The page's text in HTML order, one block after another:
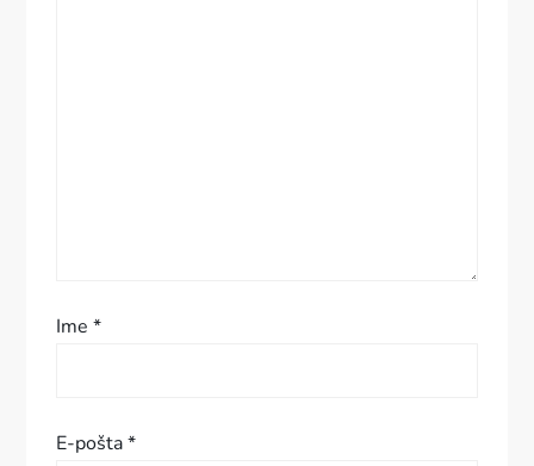
sIme*
E-pošta*